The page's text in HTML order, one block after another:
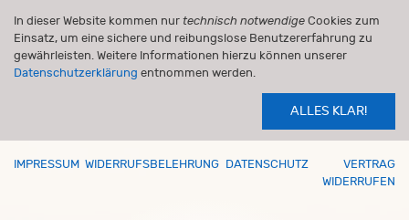
In dieser Website kommen nur technisch notwendige Cookies zum
Einsatz, um eine sichere und reibungslose Benutzererfahrung zu
gewährleisten. Weitere Informationen hierzu können unserer
Datenschutzerklärung entnommen werden.
ALLES KLAR!
IMPRESSUM WIDERRUFSBELEHRUNG DATENSCHUTZ
VERTRAG
WIDERRUFEN